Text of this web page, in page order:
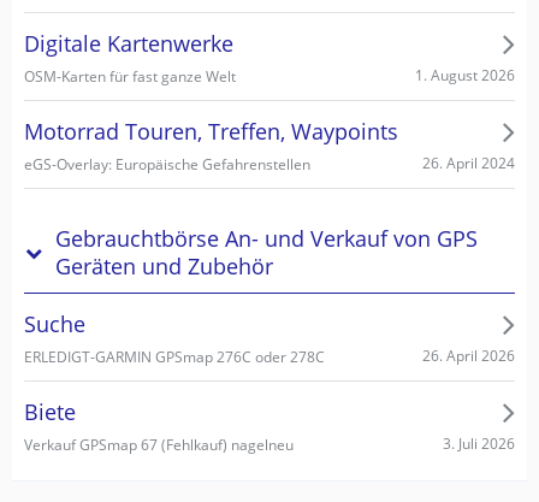
Digitale Kartenwerke
OSM-Karten für fast ganze Welt 1. August 2026
Motorrad Touren, Treffen, Waypoints
eGS-Overlay: Europäische Gefahrenstellen 26. April 2024
Gebrauchtbörse An- und Verkauf von GPS
Geräten und Zubehör
Suche
ERLEDIGT-GARMIN GPSmap 276C oder 278C 26. April 2026
Biete
Verkauf GPSmap 67 (Fehlkauf) nagelneu 3. Juli 2026